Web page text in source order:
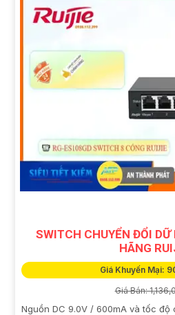
SWITCH CHUYỂN ĐỔI
HÃNG
Giá Khuyến Mại:
Giá Bán:
Nguồn DC 9.0V / 600mA và tốc độ